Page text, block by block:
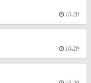
10-20
10-20